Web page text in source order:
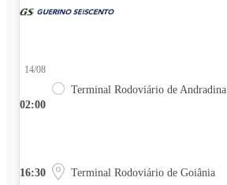
02:00
14/08
Terminal Rodoviário de Andradina
16:30 Terminal Rodoviário de Goiânia